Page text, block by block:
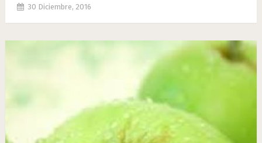
30 Diciembre, 2016